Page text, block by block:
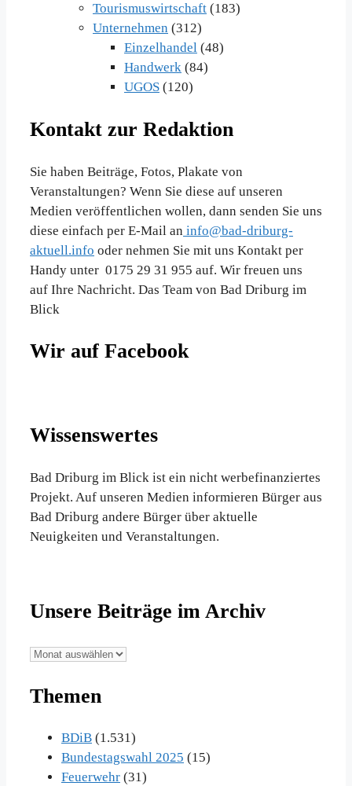
Tourismuswirtschaft (183)
Unternehmen (312)
Einzelhandel (48)
Handwerk (84)
UGOS (120)
Kontakt zur Redaktion
Sie haben Beiträge, Fotos, Plakate von
Veranstaltungen? Wenn Sie diese auf unseren
Medien veröffentlichen wollen, dann senden Sie uns
diese einfach per E-Mail an info@bad-driburg-
aktuell.info oder nehmen Sie mit uns Kontakt per
Handy unter 0175 29 31 955 auf. Wir freuen uns
auf Ihre Nachricht. Das Team von Bad Driburg im
Blick
Wir auf Facebook
Wissenswertes
Bad Driburg im Blick ist ein nicht werbefinanziertes
Projekt. Auf unseren Medien informieren Bürger aus
Bad Driburg andere Bürger über aktuelle
Neuigkeiten und Veranstaltungen.
Unsere Beiträge im Archiv
Unsere
im
Themen
BDiB (1.531)
Bundestagswahl 2025 (15)
Feuerwehr (31)